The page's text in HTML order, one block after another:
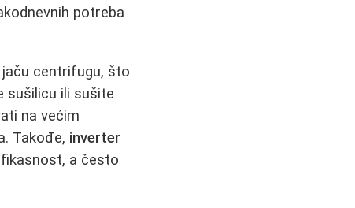
potreba
centrifugu, što
sušilicu ili sušite
na većim
Takođe, inverter
a često